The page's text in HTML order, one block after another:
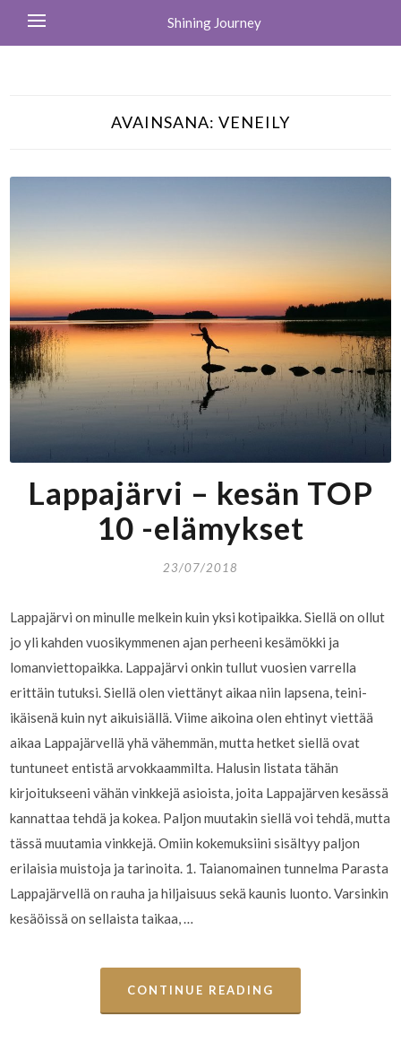
Shining Journey
AVAINSANA: VENEILY
Lappajärvi – kesän TOP
10 -elämykset
23/07/2018
Lappajärvi on minulle melkein kuin yksi kotipaikka. Siellä on ollut
jo yli kahden vuosikymmenen ajan perheeni kesämökki ja
lomanviettopaikka. Lappajärvi onkin tullut vuosien varrella
erittäin tutuksi. Siellä olen viettänyt aikaa niin lapsena, teini-
ikäisenä kuin nyt aikuisiällä. Viime aikoina olen ehtinyt viettää
aikaa Lappajärvellä yhä vähemmän, mutta hetket siellä ovat
tuntuneet entistä arvokkaammilta. Halusin listata tähän
kirjoitukseeni vähän vinkkejä asioista, joita Lappajärven kesässä
kannattaa tehdä ja kokea. Paljon muutakin siellä voi tehdä, mutta
tässä muutamia vinkkejä. Omiin kokemuksiini sisältyy paljon
erilaisia muistoja ja tarinoita. 1. Taianomainen tunnelma Parasta
Lappajärvellä on rauha ja hiljaisuus sekä kaunis luonto. Varsinkin
kesäöissä on sellaista taikaa, …
CONTINUE READING